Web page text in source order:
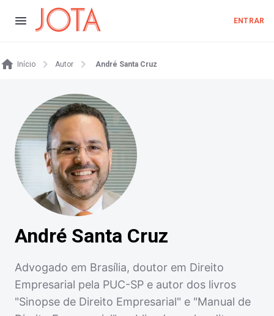
ENTRAR
Início Autor André Santa Cruz
André Santa Cruz
Advogado em Brasília, doutor em Direito
Empresarial pela PUC-SP e autor dos livros
"Sinopse de Direito Empresarial" e "Manual de